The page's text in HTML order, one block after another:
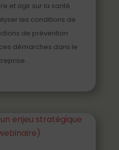
et agir sur la santé
les conditions de
de prévention
démarches dans le